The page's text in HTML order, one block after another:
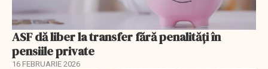
ASF dă liber la transfer fără penalități în
pensiile private
16 FEBRUARIE 2026